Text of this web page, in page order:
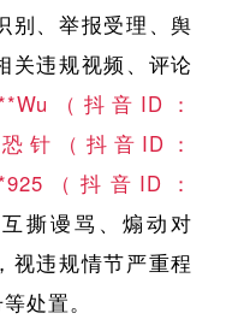
别、举报受理、舆
关违规视频、评论
（抖音ID：
针（抖音ID：
（抖音ID：
撕谩骂、煽动对
视违规情节严重程
处置。